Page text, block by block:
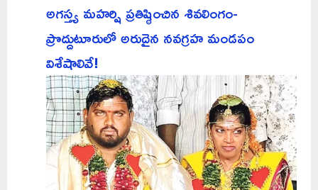
అగస్త్య మహర్షి ప్రతిష్ఠించిన శివలింగం-
ప్రొద్దుటూరులో అరుదైన నవగ్రహ మండపం
విశేషాలివే!